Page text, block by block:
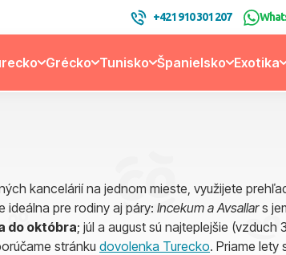
+421 910 301 207
Grécko Tunisko Španielsko Exotika
kancelárií na jednom mieste, využijete
ideálna pre rodiny aj páry: Incekum a Avsallars
do októbra; júl a august sú najteplejšie (vzduch
stránku dovolenka Turecko. Priame lety